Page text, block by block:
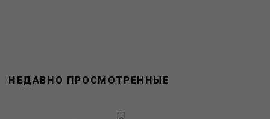
НЕДАВНО ПРОСМОТРЕННЫЕ